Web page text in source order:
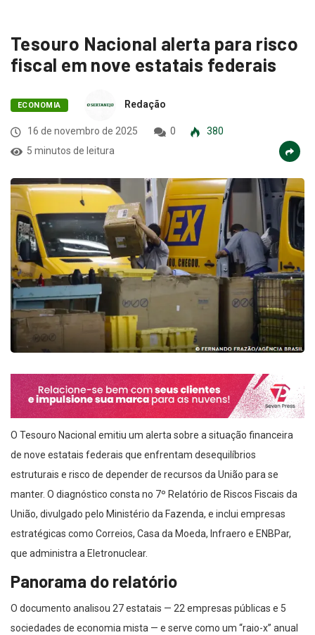
Tesouro Nacional alerta para risco
fiscal em nove estatais federais
ECONOMIA Redação
16 de novembro de 2025 0
380
5 minutos de leitura
O Tesouro Nacional emitiu um alerta sobre a situação financeira
de nove estatais federais que enfrentam desequilíbrios
estruturais e risco de depender de recursos da União para se
manter. O diagnóstico consta no 7º Relatório de Riscos Fiscais da
União, divulgado pelo Ministério da Fazenda, e inclui empresas
estratégicas como Correios, Casa da Moeda, Infraero e ENBPar,
que administra a Eletronuclear.
Panorama do relatório
O documento analisou 27 estatais — 22 empresas públicas e 5
sociedades de economia mista — e serve como um “raio-x” anual